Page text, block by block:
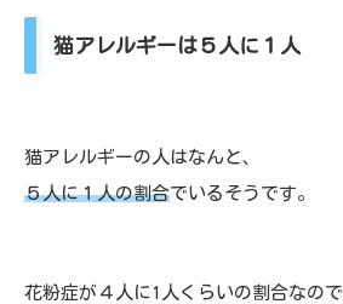
猫アレルギーは５人に１人
猫アレルギーの人はなんと、
５人に１人の割合でいるそうです。
花粉症が４人に1人くらいの割合なの